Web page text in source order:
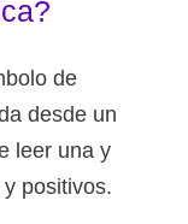
de
desde un
leer una y
positivos.